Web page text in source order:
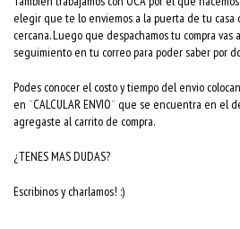
elegir que te lo enviemos a la puerta de tu casa
cercana. Luego que despachamos tu compra
seguimiento en tu correo para poder saber por
Podes conocer el costo y tiempo del envio
en ¨CALCULAR ENVIO¨ que se encuentra en
agregaste al carrito de compra.
¿TENES MAS DUDAS?
Escribinos y charlamos! :)